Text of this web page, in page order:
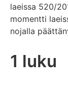
laeissa 520/
momentti
nojalla
1 luku